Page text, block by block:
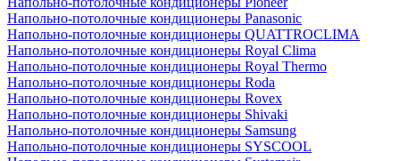
Напольно-потолочные кондиционеры Panasonic
Напольно-потолочные кондиционеры QUATTROCLIMA
Напольно-потолочные кондиционеры Royal Clima
Напольно-потолочные кондиционеры Royal Thermo
Напольно-потолочные кондиционеры Roda
Напольно-потолочные кондиционеры Rovex
Напольно-потолочные кондиционеры Shivaki
Напольно-потолочные кондиционеры Samsung
Напольно-потолочные кондиционеры SYSCOOL